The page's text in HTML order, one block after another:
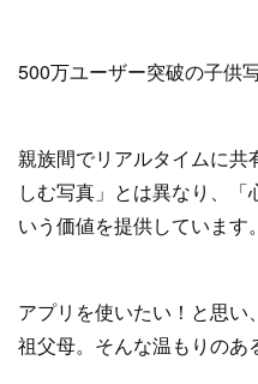
500万ユーザー突破の子供
親族間でリアルタイムに共
しむ写真」とは異なり、
いう価値を提供しています。
アプリを使いたい！と思い
祖父母。そんな温もりのあ